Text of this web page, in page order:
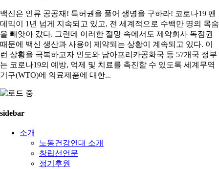
백신은 인류 공공재! 특허권을 풀어 생명을 구하라! 코로나19 팬
데믹이 1년 넘게 지속되고 있고, 전 세계적으로 수백만 명의 목숨
을 빼앗아 갔다. 그런데 이러한 절망 속에서도 제약회사 독점권
때문에 백신 생산과 사용이 제약되는 상황이 계속되고 있다. 이
런 상황을 극복하고자 인도와 남아프리카공화국 등 57개국 정부
는 코로나19의 예방, 억제 및 치료를 촉진할 수 있도록 세계무역
기구(WTO)에 의료제품에 대한...
sidebar
소개
노동건강연대 소개
창립선언문
정기후원